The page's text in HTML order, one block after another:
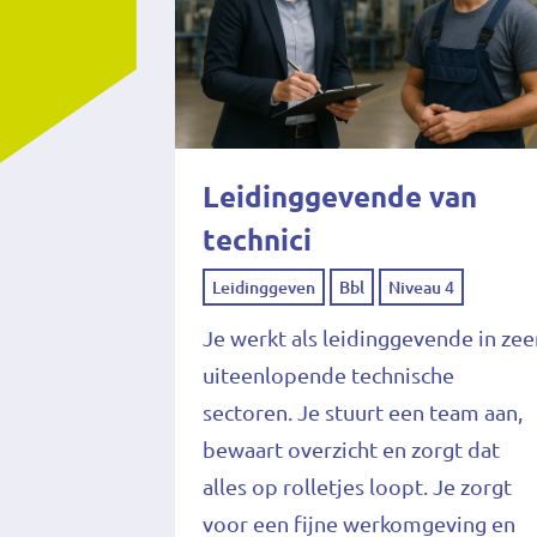
Leidinggevende van
technici
Leidinggeven Bbl Niveau 4
Je werkt als leidinggevende in
uiteenlopende technische
sectoren. Je stuurt een team aan,
bewaart overzicht en zorgt dat
alles op rolletjes loopt. Je zorgt
voor een fijne werkomgeving en